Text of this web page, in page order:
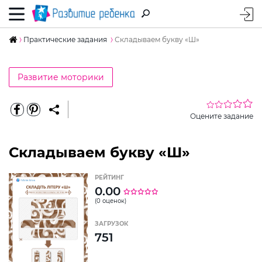
Практические задания Складываем букву «Ш»
Развитие моторики
Оцените задание
Складываем букву «Ш»
РЕЙТИНГ
0.00
(0 оценок)
ЗАГРУЗОК
751